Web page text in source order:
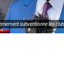
subventionne les